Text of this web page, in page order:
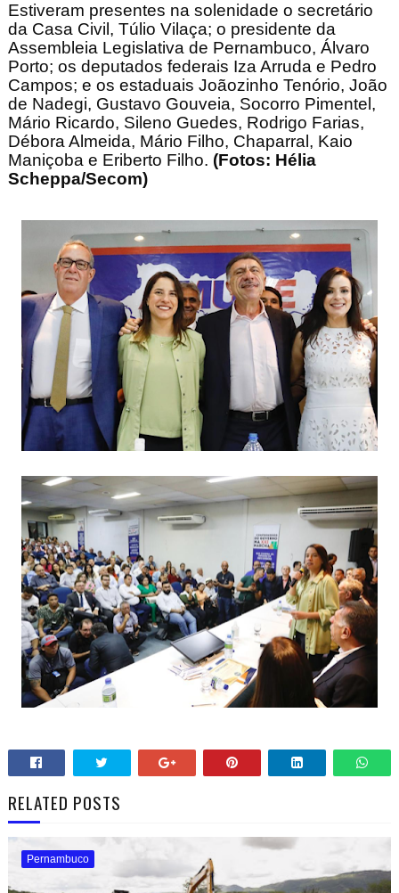
Estiveram presentes na solenidade o secretário
da Casa Civil, Túlio Vilaça; o presidente da
Assembleia Legislativa de Pernambuco, Álvaro
Porto; os deputados federais Iza Arruda e Pedro
Campos; e os estaduais Joãozinho Tenório, João
de Nadegi, Gustavo Gouveia, Socorro Pimentel,
Mário Ricardo, Sileno Guedes, Rodrigo Farias,
Débora Almeida, Mário Filho, Chaparral, Kaio
Maniçoba e Eriberto Filho. (Fotos: Hélia
Scheppa/Secom)
RELATED POSTS
Pernambuco